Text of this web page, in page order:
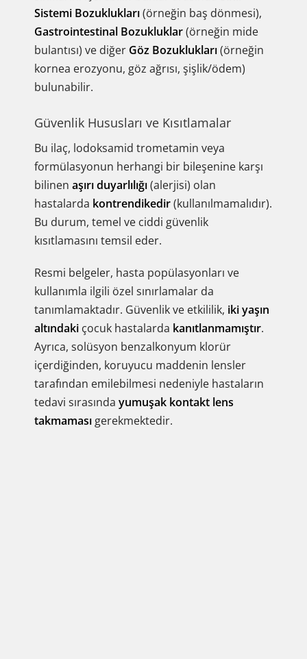
Sistemi Bozuklukları(örneğin baş dönmesi),
Gastrointestinal Bozukluklar(örneğin mide
bulantısı) ve diğer Göz Bozuklukları(örneğin
kornea erozyonu, göz ağrısı, şişlik/ödem)
bulunabilir.
Güvenlik Hususları ve Kısıtlamalar
Bu ilaç, lodoksamid trometamin veya
formülasyonun herhangi bir bileşenine karşı
bilinen aşırı duyarlılığı(alerjisi) olan
hastalarda kontrendikedir(kullanılmamalıdır).
Bu durum, temel ve ciddi güvenlik
kısıtlamasını temsil eder.
Resmi belgeler, hasta popülasyonları ve
kullanımla ilgili özel sınırlamalar da
tanımlamaktadır. Güvenlik ve etkililik, iki yaşın
altındaki çocuk hastalarda kanıtlanmamıştır.
Ayrıca, solüsyon benzalkonyum klorür
içerdiğinden, koruyucu maddenin lensler
tarafından emilebilmesi nedeniyle hastaların
tedavi sırasında yumuşak kontakt lens
takmaması gerekmektedir.